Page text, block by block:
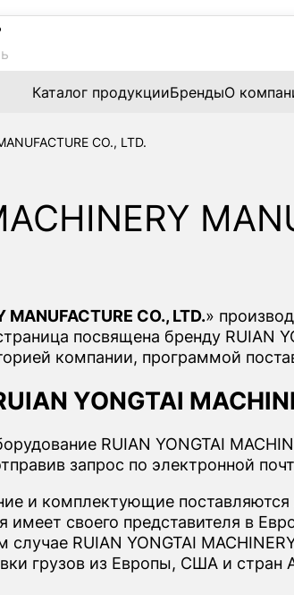
Каталог продукцииБрендыО
CO., LTD.
MANUFACTURE CO., LTD.»
посвящена бренду RUIAN
компании, программой
YONGTAI
RUIAN YONGTAI
запрос по электронной
и комплектующие поставляются
своего представителя в
RUIAN YONGTAI
грузов из Европы, США и стран